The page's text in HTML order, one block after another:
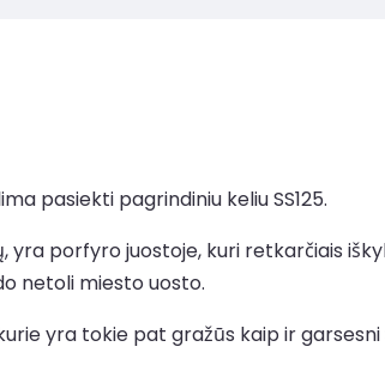
pasiekti pagrindiniu keliu SS125.
porfyro juostoje, kuri retkarčiais
netoli miesto uosto.
yra tokie pat gražūs kaip ir garsesni